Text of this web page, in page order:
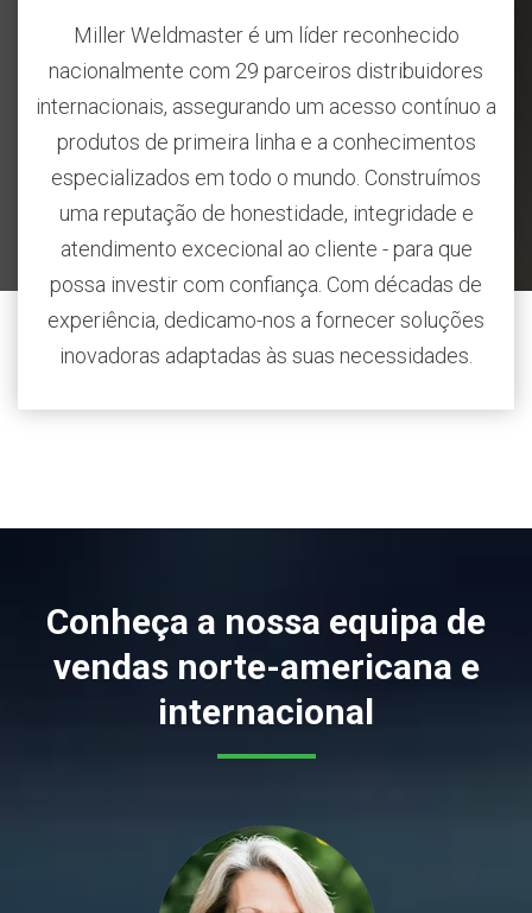
Miller Weldmaster é um líder reconhecido
nacionalmente com 29 parceiros distribuidores
internacionais, assegurando um acesso contínuo a
produtos de primeira linha e a conhecimentos
especializados em todo o mundo. Construímos
uma reputação de honestidade, integridade e
atendimento excecional ao cliente - para que
possa investir com confiança. Com décadas de
experiência, dedicamo-nos a fornecer soluções
inovadoras adaptadas às suas necessidades.
Conheça a nossa equipa de
vendas norte-americana e
internacional